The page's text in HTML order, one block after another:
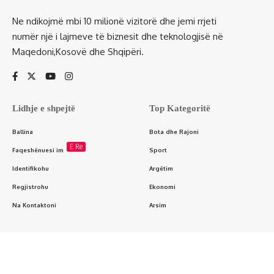
Ne ndikojmë mbi 10 milionë vizitorë dhe jemi rrjeti
numër një i lajmeve të biznesit dhe teknologjisë në
Maqedoni,Kosovë dhe Shqipëri.
Lidhje e shpejtë
Ballina
Faqeshënuesi im E Re
Identifikohu
Regjistrohu
Na Kontaktoni
Top Kategoritë
Bota dhe Rajoni
Sport
Argëtim
Ekonomi
Arsim